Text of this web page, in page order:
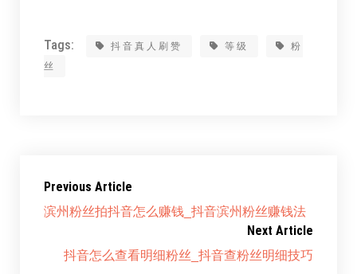
Tags: 抖音真人刷赞 等级
粉
丝
Previous Article
滨州粉丝拍抖音怎么赚钱_抖音滨州粉丝赚钱法
Next Article
抖音怎么查看明细粉丝_抖音查粉丝明细技巧